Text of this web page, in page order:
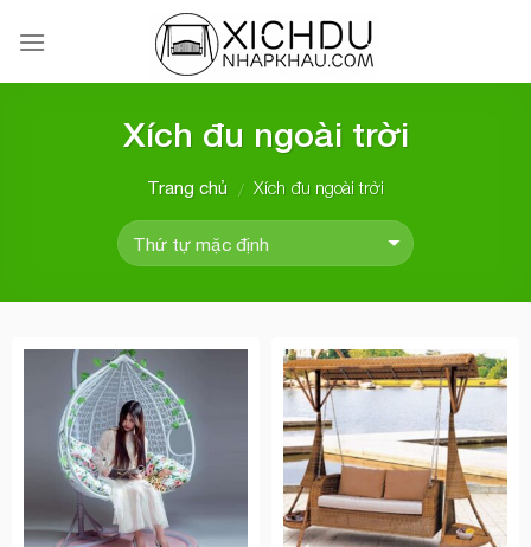
Xích đu ngoài trời
Trang chủ / Xích đu ngoài trời